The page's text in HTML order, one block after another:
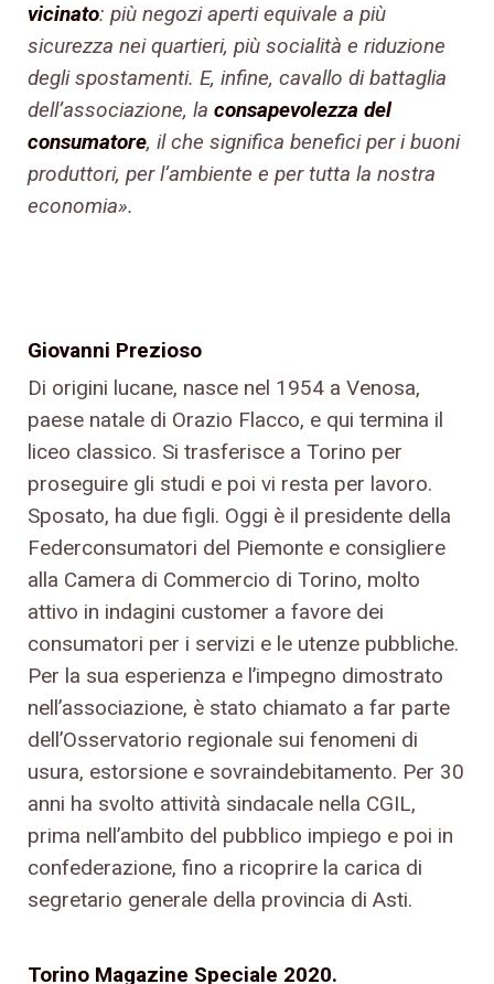
vicinato: più negozi aperti equivale a più
sicurezza nei quartieri, più socialità e riduzione
degli spostamenti. E, infine, cavallo di battaglia
dell’associazione, la consapevolezza del
consumatore, il che significa benefici per i buoni
produttori, per l’ambiente e per tutta la nostra
economia».
Giovanni Prezioso
Di origini lucane, nasce nel 1954 a Venosa,
paese natale di Orazio Flacco, e qui termina il
liceo classico. Si trasferisce a Torino per
proseguire gli studi e poi vi resta per lavoro.
Sposato, ha due figli. Oggi è il presidente della
Federconsumatori del Piemonte e consigliere
alla Camera di Commercio di Torino, molto
attivo in indagini customer a favore dei
consumatori per i servizi e le utenze pubbliche.
Per la sua esperienza e l’impegno dimostrato
nell’associazione, è stato chiamato a far parte
dell’Osservatorio regionale sui fenomeni di
usura, estorsione e sovraindebitamento. Per 30
anni ha svolto attività sindacale nella CGIL,
prima nell’ambito del pubblico impiego e poi in
confederazione, fino a ricoprire la carica di
segretario generale della provincia di Asti.
Torino Magazine Speciale 2020.